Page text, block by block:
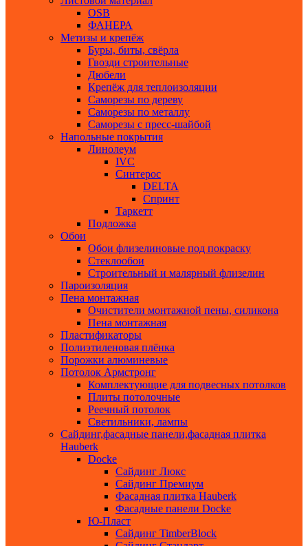
ОSB
ФАНЕРА
Метизы и крепёж
Буры, биты, свёрла
Гвозди строительные
Дюбели
Крепёж для теплоизоляции
Саморезы по дереву
Саморезы по металлу
Саморезы с пресс-шайбой
Напольные покрытия
Линолеум
IVC
Синтерос
DELTA
Спринт
Таркетт
Подложка
Обои
Обои флизелиновые под покраску
Стеклообои
Строительный и малярный флизелин
Пароизоляция
Пена монтажная
Очистители монтажной пены, силикона
Пена монтажная
Пластификаторы
Полиэтиленовая плёнка
Порожки алюминевые
Потолок Армстронг
Комплектующие для подвесных потолков
Плиты потолочные
Реечный потолок
Светильники, лампы
Сайдинг,фасадные панели,фасадная плитка
Hauberk
Docke
Сайдинг Люкс
Сайдинг Премиум
Фасадная плитка Hauberk
Фасадные панели Docke
Ю-Пласт
Сайдинг TimberBlock